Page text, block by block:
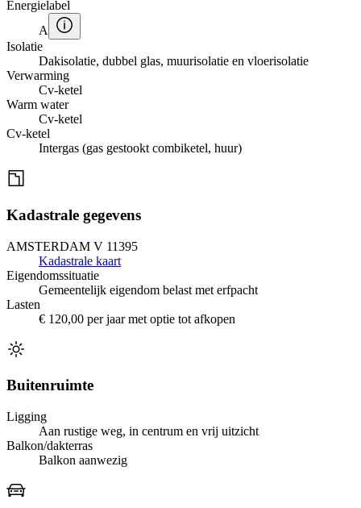
Energielabel
A
Isolatie
Dakisolatie, dubbel glas, muurisolatie en vloerisolatie
Verwarming
Cv-ketel
Warm water
Cv-ketel
Cv-ketel
Intergas (gas gestookt combiketel, huur)
Kadastrale gegevens
AMSTERDAM V 11395
Kadastrale kaart
Eigendomssituatie
Gemeentelijk eigendom belast met erfpacht
Lasten
€ 120,00 per jaar met optie tot afkopen
Buitenruimte
Ligging
Aan rustige weg, in centrum en vrij uitzicht
Balkon/dakterras
Balkon aanwezig